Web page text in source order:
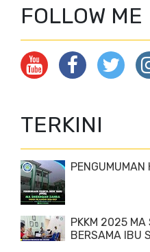
FOLLOW ME
TERKINI
PKKM 2025 MA
BERSAMA IBU